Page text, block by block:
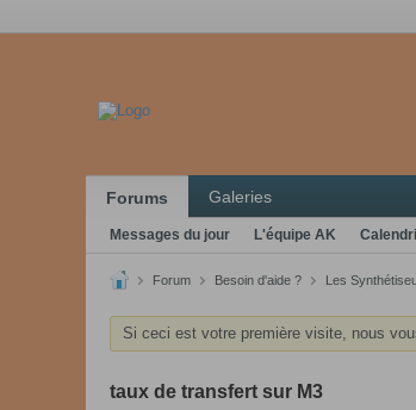
Forums Galeries
Messages du jour L'équipe AK
Forum Besoin d'aide ? Les
Si ceci est votre première visite, nous
taux de transfert sur M3